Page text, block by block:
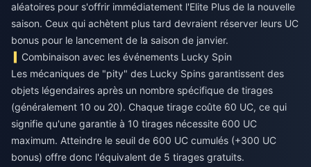
aléatoires pour s'offrir immédiatement l'Elite Plus de la nouvelle
saison. Ceux qui achètent plus tard devraient réserver leurs UC
bonus pour le lancement de la saison de janvier.
Combinaison avec les événements Lucky Spin
Les mécaniques de "pity" des Lucky Spins garantissent des
objets légendaires après un nombre spécifique de tirages
(généralement 10 ou 20). Chaque tirage coûte 60 UC, ce qui
signifie qu'une garantie à 10 tirages nécessite 600 UC
maximum. Atteindre le seuil de 600 UC cumulés (+300 UC
bonus) offre donc l'équivalent de 5 tirages gratuits.